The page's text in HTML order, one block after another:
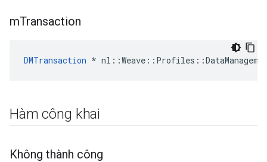
mTransaction
DMTransaction *
Hàm công khai
Không thành công